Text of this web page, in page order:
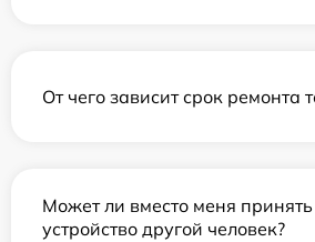
От чего зависит срок ремонта
Может ли вместо меня принять
устройство другой человек?